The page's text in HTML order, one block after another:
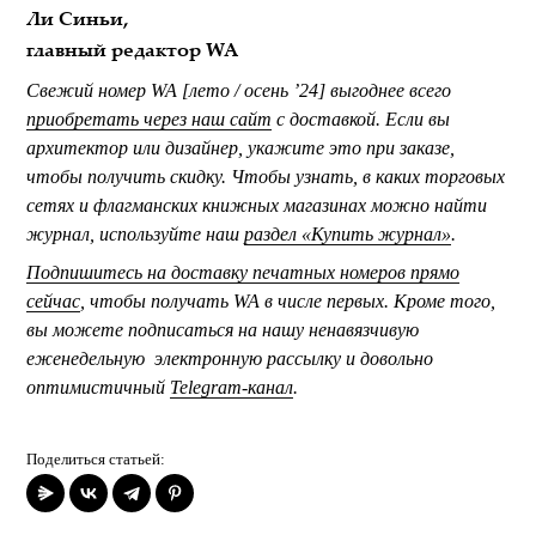
Ли Синьи,
главный редактор WA
Свежий номер WA [лето / осень ’24] выгоднее всего
приобретать через наш сайт с доставкой. Если вы
архитектор или дизайнер, укажите это при заказе,
чтобы получить скидку. Чтобы узнать, в каких торговых
сетях и флагманских книжных магазинах можно найти
журнал, используйте нашраздел «Купить журнал».
Подпишитесь на доставку печатных номеров прямо
сейчас , чтобы получать WA в числе первых. Кроме того,
вы можете подписаться на нашу ненавязчивую
еженедельную электронную рассылку и довольно
оптимистичный Telegram-канал.
Поделиться статьей: